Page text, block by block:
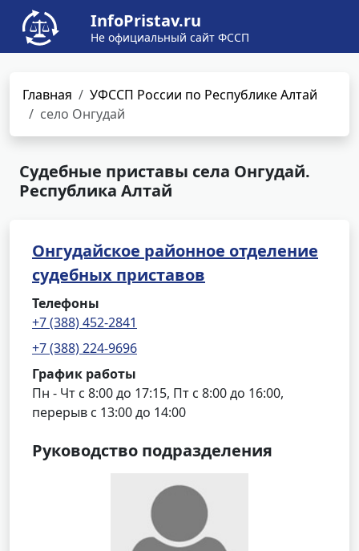
InfoPristav.ru
Не официальный сайт ФССП
Главная
УФССП России по Республике Алтай
село Онгудай
Судебные приставы села Онгудай.
Республика Алтай
Онгудайское районное отделение
судебных приставов
Телефоны
+7 (388) 452-2841
+7 (388) 224-9696
График работы
Пн - Чт с 8:00 до 17:15, Пт с 8:00 до 16:00,
перерыв с 13:00 до 14:00
Руководство подразделения